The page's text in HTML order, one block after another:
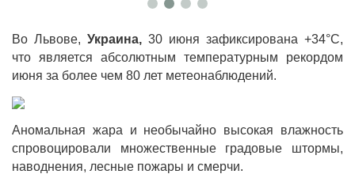
Во Львове, Украина, 30 июня зафиксирована +34°С,
что является абсолютным температурным рекордом
июня за более чем 80 лет метеонаблюдений.
Аномальная жара и необычайно высокая влажность
спровоцировали множественные градовые штормы,
наводнения, лесные пожары и смерчи.